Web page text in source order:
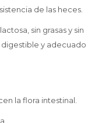
de las heces.
sin grasas y sin
digestible y adecuado
la flora intestinal.